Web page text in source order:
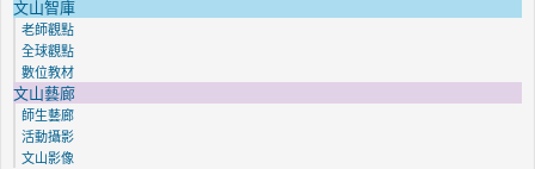
文山智庫
老師觀點
全球觀點
數位教材
文山藝廊
師生藝廊
活動攝影
文山影像